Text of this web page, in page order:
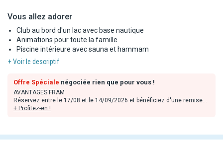
Vous allez adorer
Club au bord d'un lac avec base nautique
Animations pour toute la famille
Piscine intérieure avec sauna et hammam
+ Voir le descriptif
Offre Spéciale négociée rien que pour vous !
AVANTAGES FRAM
Réservez entre le 17/08 et le 14/09/2026 et bénéficiez d'une remise
de 15% pour tout séjour de 3 nuits minimum entre le 05/09 et le
des stocks disponibles et non cumulables avec toute autre offre ou
+ Profitez-en !